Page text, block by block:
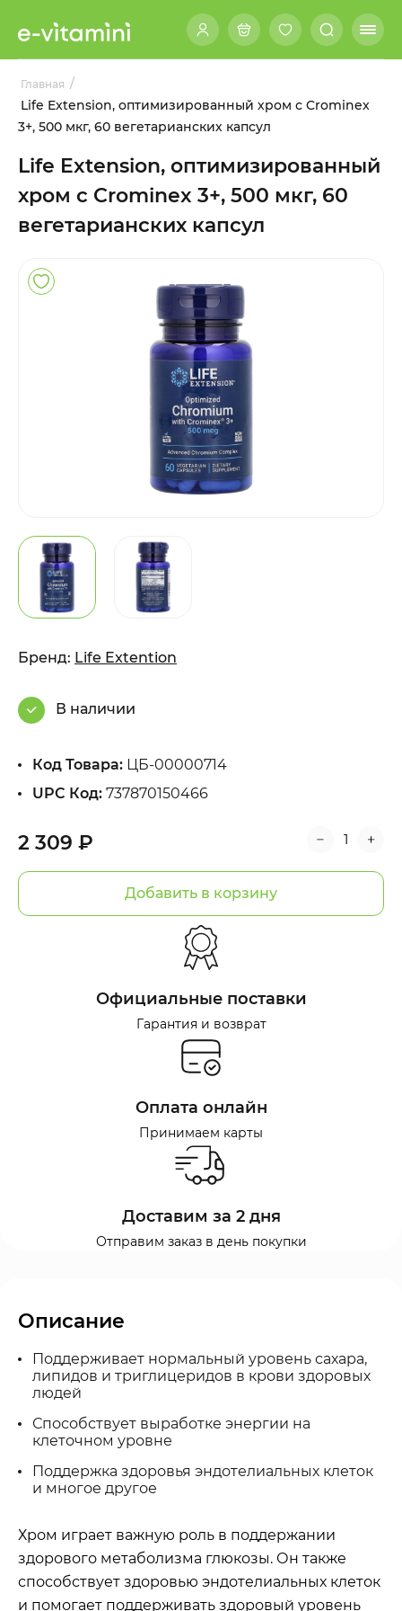
Главная /
Life Extension, оптимизированный хром с Crominex
3+, 500 мкг, 60 вегетарианских капсул
Life Extension, оптимизированный
хром с Crominex 3+, 500 мкг, 60
вегетарианских капсул
2 309 ₽
Добавить в корзину
Бренд: Life Extention
В наличии
Код Товара: ЦБ-00000714
UPC Код: 737870150466
Официальные поставки
Гарантия и возврат
Оплата онлайн
Принимаем карты
Доставим за 2 дня
Отправим заказ в день покупки
Описание
Поддерживает нормальный уровень сахара,
липидов и триглицеридов в крови здоровых
людей
Способствует выработке энергии на
клеточном уровне
Поддержка здоровья эндотелиальных клеток
и многое другое
Хром играет важную роль в поддержании
здорового метаболизма глюкозы. Он также
способствует здоровью эндотелиальных клеток
и помогает поддерживать здоровый уровень